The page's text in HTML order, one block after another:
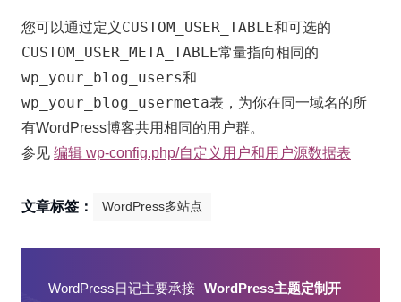
共
用
数
您可以通过定义 CUSTOM_USER_TABLE和可选的
CUSTOM_USER_META_TABLE常量指向相同的
wp_your_blog_users和
wp_your_blog_usermeta表，为你在同一域名的所
有WordPress博客共用相同的用户群。
参见 编辑 wp-config.php/自定义用户和用户源数据表
文章标签： WordPress多站点
WordPress日记主要承接 WordPress主题定制开